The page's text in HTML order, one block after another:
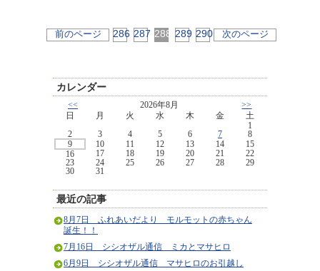
前のページ 286 287 288 289 290 次のページ
カレンダー
<< 2026年8月
>>
日
月 火 水 木 金
土
1
2
3 4 5 6 7
8
9
10 11 12 13 14
15
16
17 18 19 20 21
22
23
24 25 26 27 28
29
30
31
最近の記事
8月7日 ふれあいだより モルモットの赤ちゃん
誕生！！
7月16日 シシオザル通信 ミカとマサヒロ
6月9日 シシオザル通信 マサヒロのお引越し